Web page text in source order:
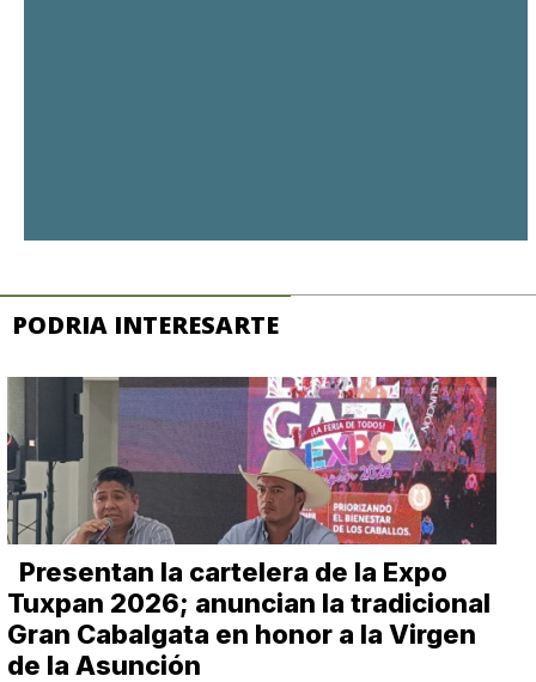
PODRIA INTERESARTE
Presentan la cartelera de la Expo
Tuxpan 2026; anuncian la tradicional
Gran Cabalgata en honor a la Virgen
de la Asunción